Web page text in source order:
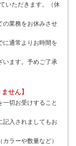
いただきます。（休
の業務をお休みさせ
に通常よりお時間を
います。予めご了承
せん】
切お受けすること
記入されましてもお
ラーや数量など）